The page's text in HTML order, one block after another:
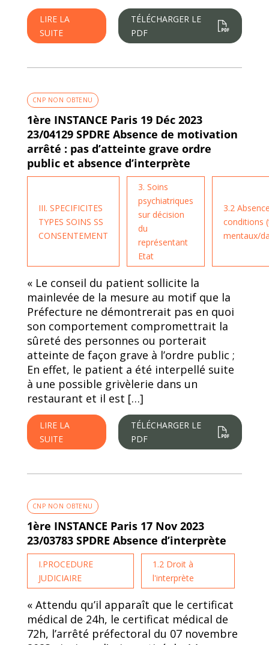
LIRE LA
SUITE
TÉLÉCHARGER LE
PDF
CNP NON OBTENU
1ère INSTANCE Paris 19 Déc 2023
23/04129 SPDRE Absence de motivation
arrêté : pas d’atteinte grave ordre
public et absence d’interprète
III. SPECIFICITES
TYPES SOINS SS
CONSENTEMENT
3. Soins
psychiatriques
sur décision
du
représentant
Etat
3.2
conditions
mentaux/
« Le conseil du patient sollicite la
mainlevée de la mesure au motif que la
Préfecture ne démontrerait pas en quoi
son comportement compromettrait la
sûreté des personnes ou porterait
atteinte de façon grave à l’ordre public ;
En effet, le patient a été interpellé suite
à une possible grivèlerie dans un
restaurant et il est […]
LIRE LA
SUITE
TÉLÉCHARGER LE
PDF
CNP NON OBTENU
1ère INSTANCE Paris 17 Nov 2023
23/03783 SPDRE Absence d’interprète
I.PROCEDURE
JUDICIAIRE
1.2 Droit à
l'interprète
« Attendu qu’il apparaît que le certificat
médical de 24h, le certificat médical de
72h, l’arrêté préfectoral du 07 novembre